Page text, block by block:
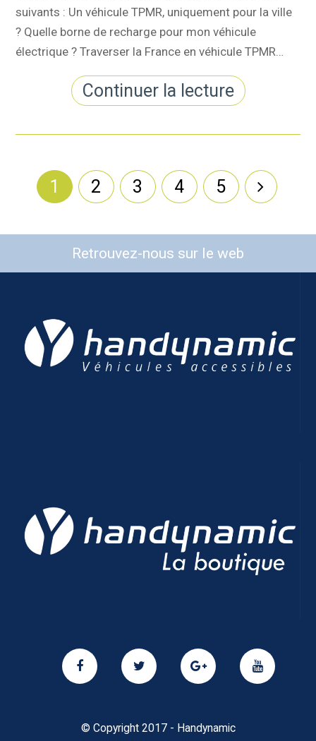
suivants : Un véhicule TPMR, uniquement pour la ville
? Quelle borne de recharge pour mon véhicule
électrique ? Traverser la France en véhicule TPMR…
Continuer la lecture
1 2 3 4 5
Retrouvez-nous sur le web
© Copyright 2017 - Handynamic